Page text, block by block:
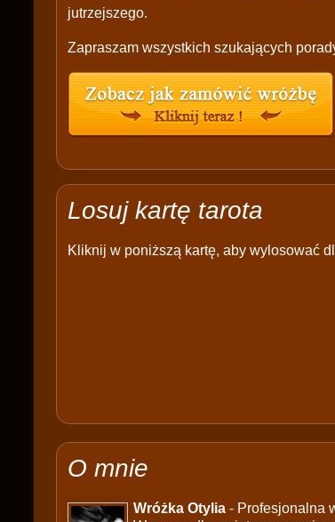
jutrzejszego.
Zapraszam wszystkich szukających
Losuj kartę tarota
Kliknij w poniższą kartę, aby wylosować
O mnie
Wróżka Otylia - Profesjonalna